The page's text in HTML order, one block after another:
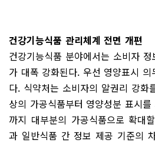
건강기능식품 관리체계 전면 개편
건강기능식품 분야에서는 소비자
가 대폭 강화된다. 우선 영양표시
다. 식약처는 소비자의 알권리 강화
상의 가공식품부터 영양성분 표시
까지 대부분의 가공식품으로 확대
과 일반식품 간 정보 제공 기준의